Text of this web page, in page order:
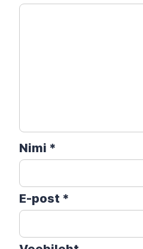
Nimi *
E-post *